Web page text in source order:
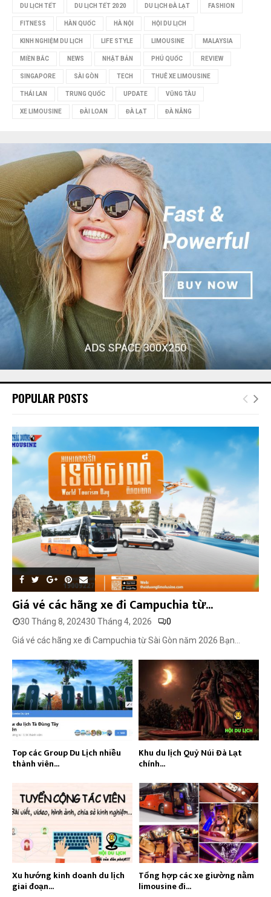
DU LỊCH TẾT DU LỊCH TẾT 2020 DU LỊCH ĐÀ LẠT FASHION
FITNESS HÀN QUỐC HÀ NỘI HỘI DU LỊCH
KINH NGHIỆM DU LỊCH LIFE STYLE LIMOUSINE MALAYSIA
MIỀN BẮC NEWS NHẬT BẢN PHÚ QUỐC REVIEW
SINGAPORE SÀI GÒN TECH THUÊ XE LIMOUSINE
THÁI LAN TRUNG QUỐC UPDATE VŨNG TÀU
XE LIMOUSINE ĐÀI LOAN ĐÀ LẠT ĐÀ NẴNG
POPULAR POSTS
Giá vé các hãng xe đi Campuchia từ...
30 Tháng 8, 202430 Tháng 4, 2026
0
Giá vé các hãng xe đi Campuchia từ Sài Gòn năm 2026 Bạn...
Top các Group Du Lịch nhiều
thành viên...
Khu du lịch Quỷ Núi Đà Lạt
chính...
Xu hướng kinh doanh du lịch
giai đoạn...
Tổng hợp các xe giường nằm
limousine đi...